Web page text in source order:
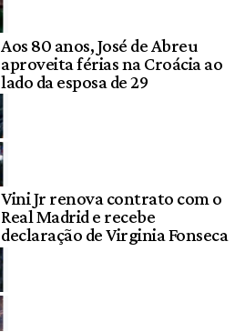
Aos 80 anos, José de Abreu
aproveita férias na Croácia ao
lado da esposa de 29
Vini Jr renova contrato com o
Real Madrid e recebe
declaração de Virginia Fonseca